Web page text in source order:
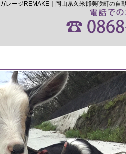
ガレージREMAKE｜岡山県久米郡美咲町の